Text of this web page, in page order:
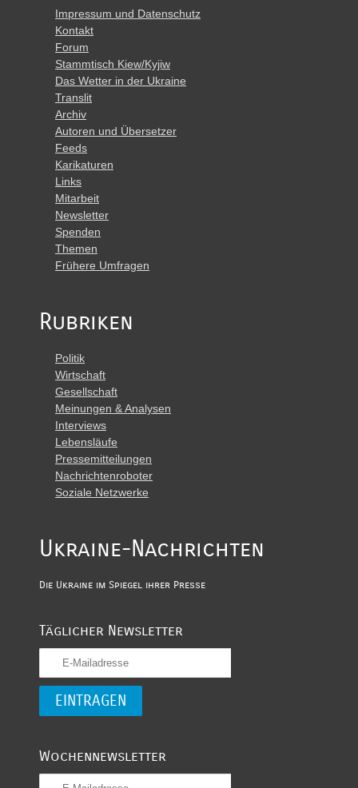
Impressum und Datenschutz
Kontakt
Forum
Stammtisch Kiew/Kyjiw
Das Wetter in der Ukraine
Translit
Archiv
Autoren und Übersetzer
Feeds
Karikaturen
Links
Mitarbeit
Newsletter
Spenden
Themen
Frühere Umfragen
Rubriken
Politik
Wirtschaft
Gesellschaft
Meinungen & Analysen
Interviews
Lebensläufe
Pressemitteilungen
Nachrichtenroboter
Soziale Netzwerke
Ukraine-Nachrichten
Die Ukraine im Spiegel ihrer Presse
Täglicher Newsletter
Wochennewsletter